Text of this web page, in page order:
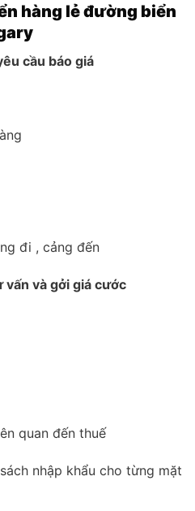
hàng lẻ đường biển
cầu báo giá
đi , cảng đến
và gởi giá cước
quan đến thuế
nhập khẩu cho từng mặt